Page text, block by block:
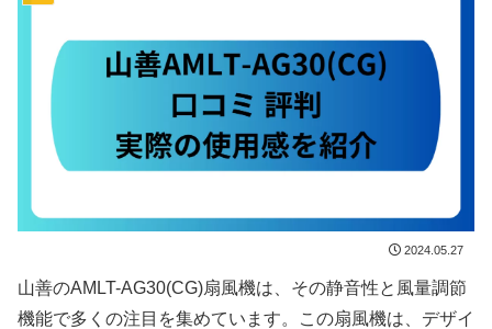
2024.05.27
山善のAMLT-AG30(CG)扇風機は、その静音性と風量調節
機能で多くの注目を集めています。この扇風機は、デザイ